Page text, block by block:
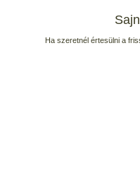
Ha szeretnél értesülni a